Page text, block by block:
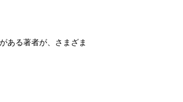
ある著者が、さまざま